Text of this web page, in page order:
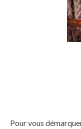
Pour vous